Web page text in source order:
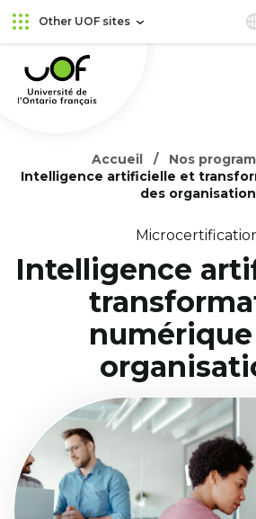
Skip
to
menu
Skip
to
Other UOF sites
Université
de
l'Ontario
Accueil
Nos
Intelligence artificielle et
des
Intelligence